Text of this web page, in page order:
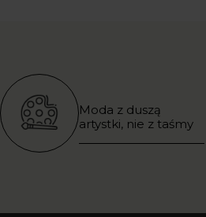
Moda z duszą
artystki, nie z taśmy